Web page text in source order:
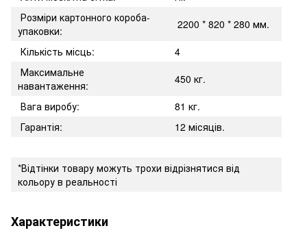
Розміри картонного короба-
упаковки:
2200 * 820 * 280 мм.
Кількість місць:
4
Максимальне
навантаження:
450 кг.
Вага виробу:
81 кг.
Гарантія:
12 місяців.
*Відтінки товару можуть трохи відрізнятися від
кольору в реальності
Характеристики